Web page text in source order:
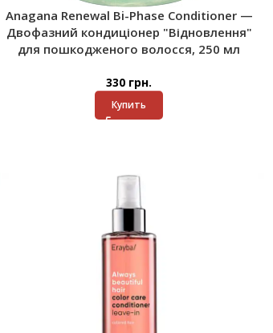
Anagana Renewal Bi-Phase Conditioner —
Двофазний кондиціонер "Відновлення"
для пошкодженого волосся, 250 мл
330 грн.
Купить